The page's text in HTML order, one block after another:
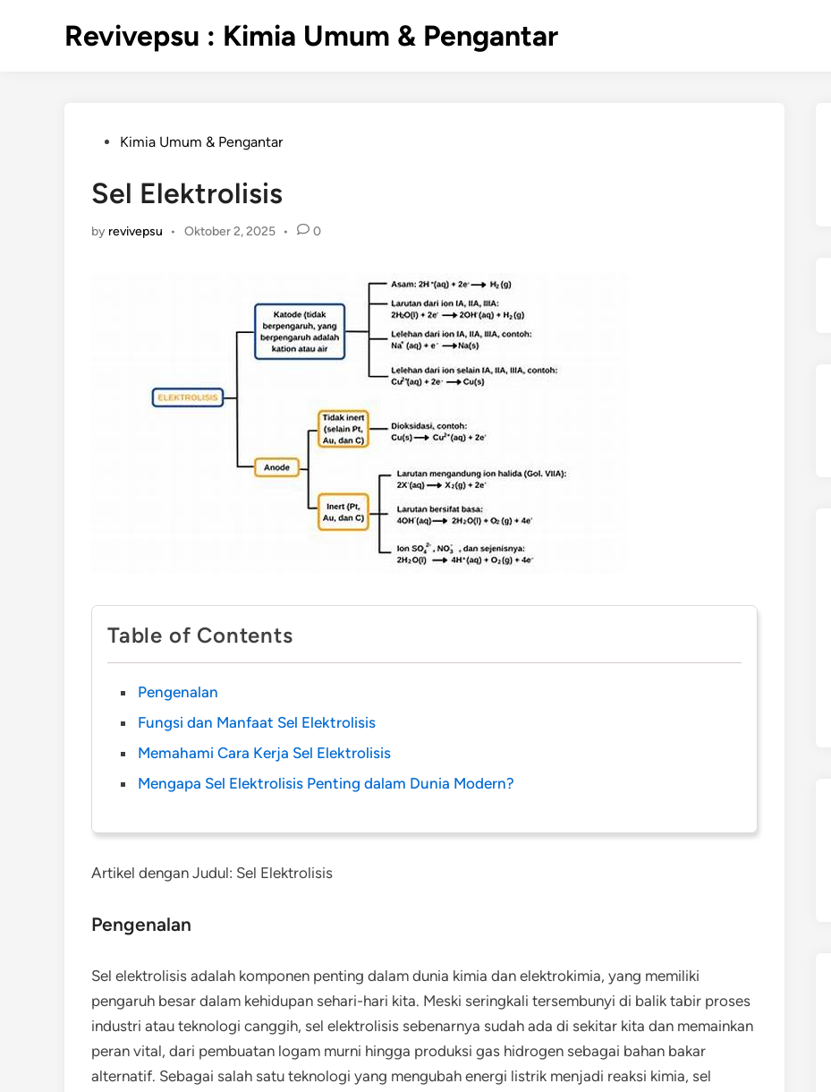
Revivepsu : Kimia Umum & Pengantar
PostedKimia Umum & Pengantar
Sel Elektrolisis
by revivepsu • Oktober 2, 2025 • 0
Table of Contents
Pengenalan
Fungsi dan Manfaat Sel Elektrolisis
Memahami Cara Kerja Sel Elektrolisis
Mengapa Sel Elektrolisis Penting dalam Dunia Modern?
Artikel dengan Judul: Sel Elektrolisis
Pengenalan
Sel elektrolisis adalah komponen penting dalam dunia kimia dan elektrokimia, yang memiliki
pengaruh besar dalam kehidupan sehari-hari kita. Meski seringkali tersembunyi di balik tabir proses
industri atau teknologi canggih, sel elektrolisis sebenarnya sudah ada di sekitar kita dan memainkan
peran vital, dari pembuatan logam murni hingga produksi gas hidrogen sebagai bahan bakar
alternatif. Sebagai salah satu teknologi yang mengubah energi listrik menjadi reaksi kimia, sel